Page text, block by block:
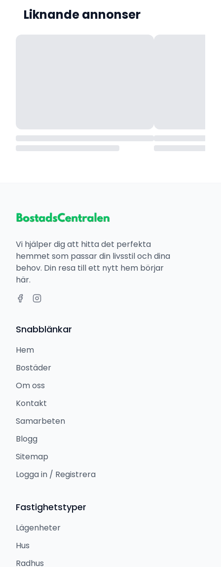
Liknande annonser
Vi hjälper dig att hitta det perfekta
hemmet som passar din livsstil och dina
behov. Din resa till ett nytt hem börjar
här.
Snabblänkar
Hem
Bostäder
Om oss
Kontakt
Samarbeten
Blogg
Sitemap
Logga in / Registrera
Fastighetstyper
Lägenheter
Hus
Radhus